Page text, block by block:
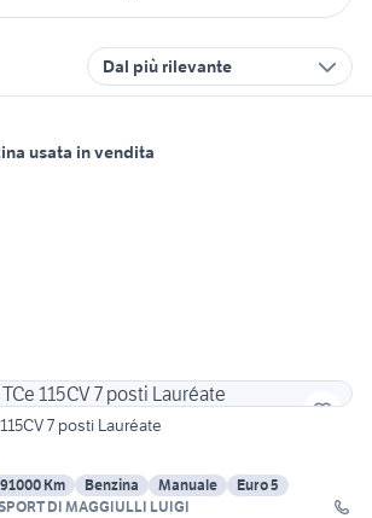
Dal più rilevante
usata in vendita
7 posti Lauréate
Km Benzina Manuale
Euro 5
DI MAGGIULLI LUIGI